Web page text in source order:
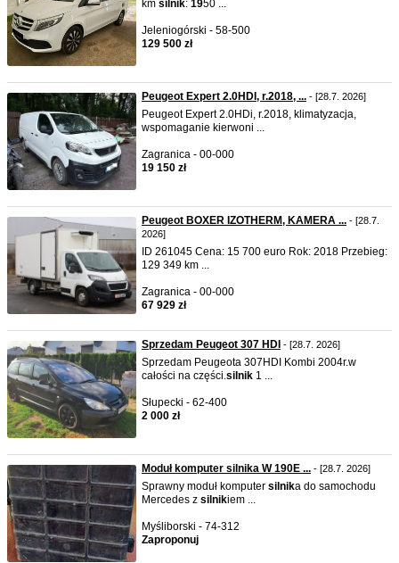
km silnik: 1950 ...
Jeleniogórski - 58-500
129 500 zł
Peugeot Expert 2.0HDI, r.2018, ... - [28.7. 2026]
Peugeot Expert 2.0HDi, r.2018, klimatyzacja,
wspomaganie kierwoni ...
Zagranica - 00-000
19 150 zł
Peugeot BOXER IZOTHERM, KAMERA ... - [28.7.
2026]
ID 261045 Cena: 15 700 euro Rok: 2018 Przebieg:
129 349 km ...
Zagranica - 00-000
67 929 zł
Sprzedam Peugeot 307 HDI - [28.7. 2026]
Sprzedam Peugeota 307HDI Kombi 2004r.w
całości na części.silnik 1 ...
Słupecki - 62-400
2 000 zł
Moduł komputer silnika W 190E ... - [28.7. 2026]
Sprawny moduł komputer silnika do samochodu
Mercedes z silnikiem ...
Myśliborski - 74-312
Zaproponuj